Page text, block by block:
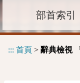
部首索引
::: 首頁 > 辭典檢視「